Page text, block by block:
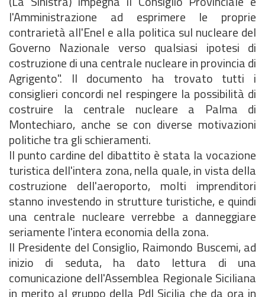
l'Amministrazione ad esprimere le proprie
contrarietà all'Enel e alla politica sul nucleare del
Governo Nazionale verso qualsiasi ipotesi di
costruzione di una centrale nucleare in provincia di
Agrigento". Il documento ha trovato tutti i
consiglieri concordi nel respingere la possibilità di
costruire la centrale nucleare a Palma di
Montechiaro, anche se con diverse motivazioni
politiche tra gli schieramenti.
Il punto cardine del dibattito è stata la vocazione
turistica dell'intera zona, nella quale, in vista della
costruzione dell'aeroporto, molti imprenditori
stanno investendo in strutture turistiche, e quindi
una centrale nucleare verrebbe a danneggiare
seriamente l'intera economia della zona.
Il Presidente del Consiglio, Raimondo Buscemi, ad
inizio di seduta, ha dato lettura di una
comunicazione dell'Assemblea Regionale Siciliana
in merito al gruppo della Pdl Sicilia che da ora in